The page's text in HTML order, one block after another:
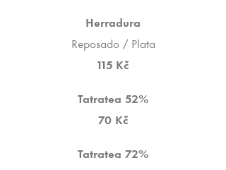
Herradura
Reposado / Plata
115 Kč
Tatratea 52%
70 Kč
Tatratea 72%